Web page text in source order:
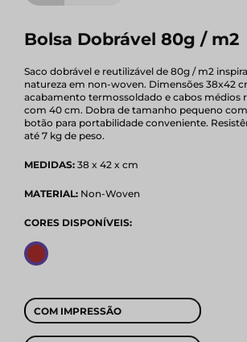
Bolsa Dobrável 80g / m2
Saco dobrável e reutilizável de 80g / m2
natureza em non-woven. Dimensões 38x42
acabamento termossoldado e cabos médios
com 40 cm. Dobra de tamanho pequeno
botão para portabilidade conveniente.
até 7 kg de peso.
MEDIDAS: 38 x 42 x cm
MATERIAL: Non-Woven
CORES DISPONÍVEIS:
COM IMPRESSÃO